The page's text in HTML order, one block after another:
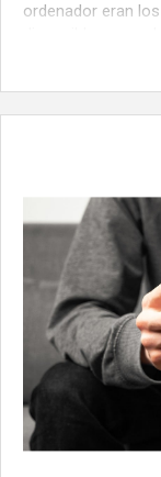
ordenador eran